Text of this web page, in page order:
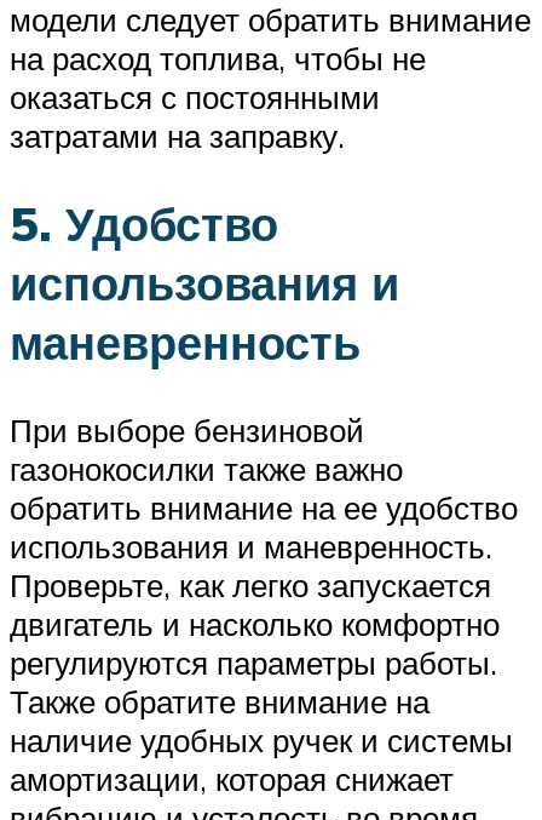
модели следует обратить внимание
на расход топлива, чтобы не
оказаться с постоянными
затратами на заправку.
5. Удобство
использования и
маневренность
При выборе бензиновой
газонокосилки также важно
обратить внимание на ее удобство
использования и маневренность.
Проверьте, как легко запускается
двигатель и насколько комфортно
регулируются параметры работы.
Также обратите внимание на
наличие удобных ручек и системы
амортизации, которая снижает